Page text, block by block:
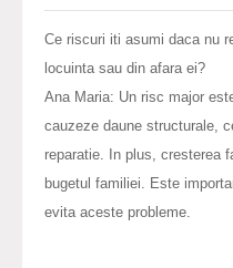
Ce riscuri iti asumi daca nu
locuinta sau din afara ei?
Ana Maria: Un risc major
cauzeze daune structurale,
reparatie. In plus, cresterea
bugetul familiei. Este
evita aceste probleme.